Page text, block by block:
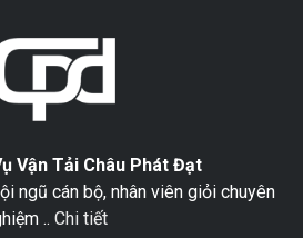
Vận Tải Châu Phát Đạt
ngũ cán bộ, nhân viên giỏi chuyên
.. Chi tiết